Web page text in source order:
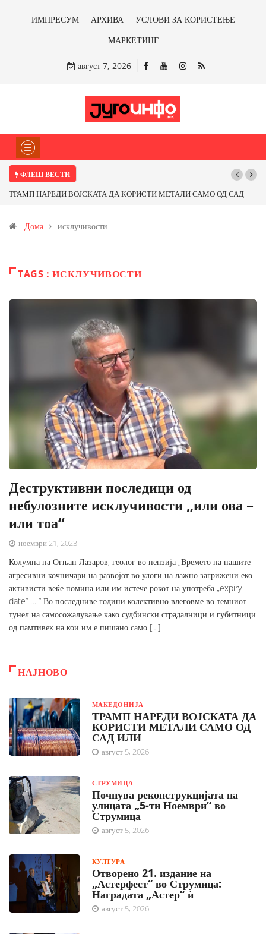
ИМПРЕСУМ АРХИВА
УСЛОВИ ЗА КОРИСТЕЊЕ
МАРКЕТИНГ
август 7, 2026
ФЛЕШ ВЕСТИ
ТРАМП НАРЕДИ ВОЈСКАТА ДА КОРИСТИ МЕТАЛИ САМО ОД САД
Иловица и со антимонот?
Дома исклучивости
TAGS : ИСКЛУЧИВОСТИ
Деструктивни последици од
небулозните исклучивости „или ова –
или тоа“
ноември 21, 2023
Колумна на Огњан Лазаров, геолог во пензија „Времето на нашите
агресивни кочничари на развојот во улоги на лажно загрижени еко-
активисти веќе помина или им истече рокот на употреба „expiry
date“ … “ Во последниве години колективно влеговме во темниот
тунел на самосожалување како судбински страдалници и губитници
од памтивек на кои им е пишано само […]
НАЈНОВО
МАКЕДОНИЈА
ТРАМП НАРЕДИ ВОЈСКАТА ДА
КОРИСТИ МЕТАЛИ САМО ОД
САД ИЛИ
август 5, 2026
СТРУМИЦА
Почнува реконструкцијата на
улицата „5-ти Ноември“ во
Струмица
август 5, 2026
КУЛТУРА
Отворено 21. издание на
„Астерфест“ во Струмица:
Наградата „Астер“ ѝ
август 5, 2026